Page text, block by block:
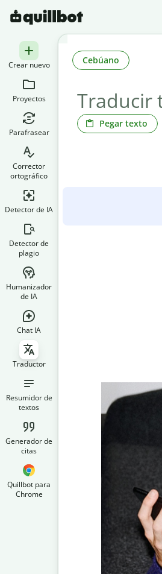
Crear nuevo
Proyectos
Parafrasear
Corrector
ortográfico
Detector de IA
Detector de
plagio
Humanizador
de IA
Chat IA
Traductor
Resumidor de
textos
Generador de
citas
Quillbot para
Chrome
Pegar texto
Cebúano